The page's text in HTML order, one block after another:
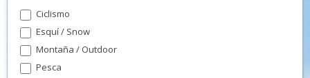
Ciclismo
Esquí / Snow
Montaña / Outdoor
Pesca